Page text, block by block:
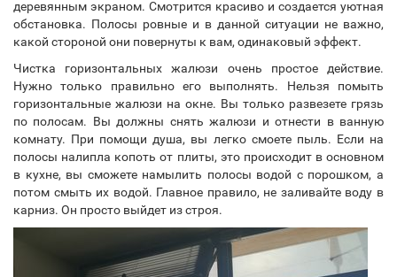
деревянным экраном. Смотрится красиво и создается уютная
обстановка. Полосы ровные и в данной ситуации не важно,
какой стороной они повернуты к вам, одинаковый эффект.
Чистка горизонтальных жалюзи очень простое действие.
Нужно только правильно его выполнять. Нельзя помыть
горизонтальные жалюзи на окне. Вы только развезете грязь
по полосам. Вы должны снять жалюзи и отнести в ванную
комнату. При помощи душа, вы легко смоете пыль. Если на
полосы налипла копоть от плиты, это происходит в основном
в кухне, вы сможете намылить полосы водой с порошком, а
потом смыть их водой. Главное правило, не заливайте воду в
карниз. Он просто выйдет из строя.